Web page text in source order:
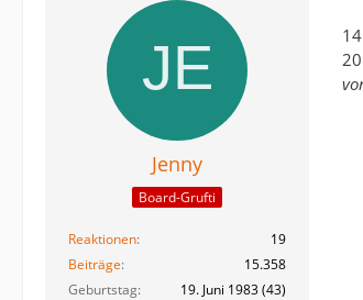
Jenny
Board-Grufti
Reaktionen
19
Beiträge
15.358
Geburtstag
19. Juni 1983 (43)